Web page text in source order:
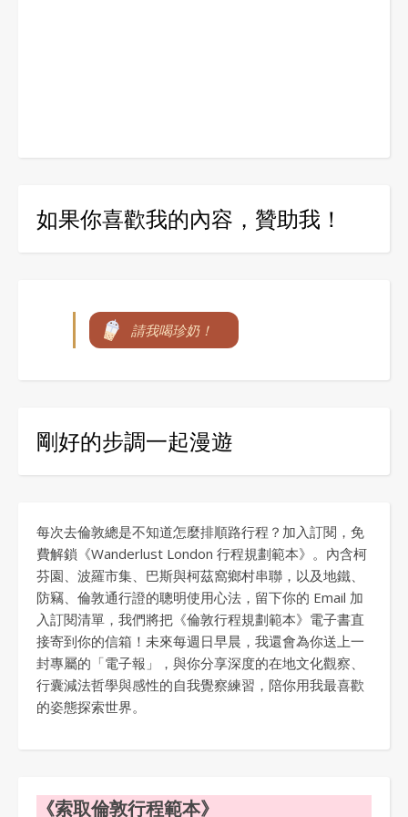
如果你喜歡我的內容，贊助我！
請我喝珍奶！
剛好的步調一起漫遊
每次去倫敦總是不知道怎麼排順路行程？加入訂閱，免
費解鎖《Wanderlust London 行程規劃範本》。內含柯
芬園、波羅市集、巴斯與柯茲窩鄉村串聯，以及地鐵、
防竊、倫敦通行證的聰明使用心法，留下你的 Email 加
入訂閱清單，我們將把《倫敦行程規劃範本》電子書直
接寄到你的信箱！未來每週日早晨，我還會為你送上一
封專屬的「電子報」，與你分享深度的在地文化觀察、
行囊減法哲學與感性的自我覺察練習，陪你用我最喜歡
的姿態探索世界。
《索取倫敦行程範本》